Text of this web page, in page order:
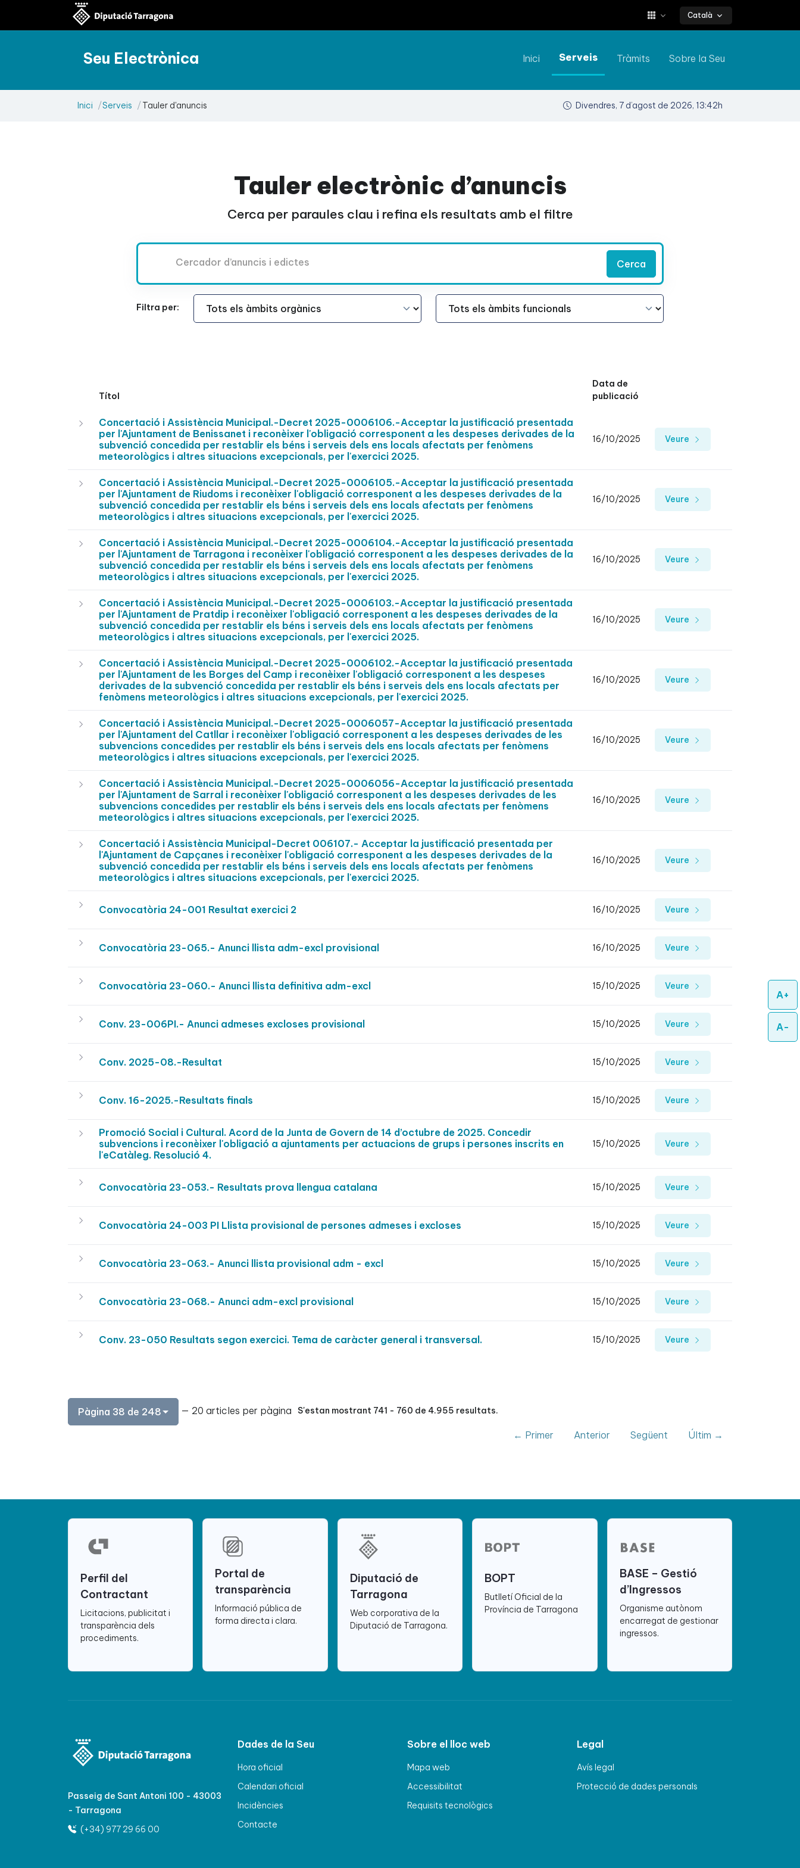
A+
A-
Català
Seu Electrònica Inici Serveis Tràmits Sobre la Seu
Inici Serveis Tauler d'anuncis Divendres, 7 d’agost de 2026, 13:42h
Tauler electrònic d’anuncis
Cerca per paraules clau i refina els resultats amb el filtre
Cerca
Filtra per:
Àmbit Funcional Àmbit Funcional
Títol
Data de
publicació
Concertació i Assistència Municipal.-Decret 2025-0006106.-Acceptar la justificació presentada
per l'Ajuntament de Benissanet i reconèixer l'obligació corresponent a les despeses derivades de la
subvenció concedida per restablir els béns i serveis dels ens locals afectats per fenòmens
meteorològics i altres situacions excepcionals, per l'exercici 2025.
16/10/2025 Veure
Concertació i Assistència Municipal.-Decret 2025-0006105.-Acceptar la justificació presentada
per l'Ajuntament de Riudoms i reconèixer l'obligació corresponent a les despeses derivades de la
subvenció concedida per restablir els béns i serveis dels ens locals afectats per fenòmens
meteorològics i altres situacions excepcionals, per l'exercici 2025.
16/10/2025 Veure
Concertació i Assistència Municipal.-Decret 2025-0006104.-Acceptar la justificació presentada
per l'Ajuntament de Tarragona i reconèixer l'obligació corresponent a les despeses derivades de la
subvenció concedida per restablir els béns i serveis dels ens locals afectats per fenòmens
meteorològics i altres situacions excepcionals, per l'exercici 2025.
16/10/2025 Veure
Concertació i Assistència Municipal.-Decret 2025-0006103.-Acceptar la justificació presentada
per l'Ajuntament de Pratdip i reconèixer l'obligació corresponent a les despeses derivades de la
subvenció concedida per restablir els béns i serveis dels ens locals afectats per fenòmens
meteorològics i altres situacions excepcionals, per l'exercici 2025.
16/10/2025 Veure
Concertació i Assistència Municipal.-Decret 2025-0006102.-Acceptar la justificació presentada
per l'Ajuntament de les Borges del Camp i reconèixer l'obligació corresponent a les despeses
derivades de la subvenció concedida per restablir els béns i serveis dels ens locals afectats per
fenòmens meteorològics i altres situacions excepcionals, per l'exercici 2025.
16/10/2025 Veure
Concertació i Assistència Municipal.-Decret 2025-0006057-Acceptar la justificació presentada
per l'Ajuntament del Catllar i reconèixer l'obligació corresponent a les despeses derivades de les
subvencions concedides per restablir els béns i serveis dels ens locals afectats per fenòmens
meteorològics i altres situacions excepcionals, per l'exercici 2025.
16/10/2025 Veure
Concertació i Assistència Municipal.-Decret 2025-0006056-Acceptar la justificació presentada
per l'Ajuntament de Sarral i reconèixer l'obligació corresponent a les despeses derivades de les
subvencions concedides per restablir els béns i serveis dels ens locals afectats per fenòmens
meteorològics i altres situacions excepcionals, per l'exercici 2025.
16/10/2025 Veure
Concertació i Assistència Municipal-Decret 006107.- Acceptar la justificació presentada per
l'Ajuntament de Capçanes i reconèixer l'obligació corresponent a les despeses derivades de la
subvenció concedida per restablir els béns i serveis dels ens locals afectats per fenòmens
meteorològics i altres situacions excepcionals, per l'exercici 2025.
16/10/2025 Veure
Convocatòria 24-001 Resultat exercici 2 16/10/2025 Veure
Convocatòria 23-065.- Anunci llista adm-excl provisional 16/10/2025 Veure
Convocatòria 23-060.- Anunci llista definitiva adm-excl 15/10/2025 Veure
Conv. 23-006PI.- Anunci admeses excloses provisional 15/10/2025 Veure
Conv. 2025-08.-Resultat 15/10/2025 Veure
Conv. 16-2025.-Resultats finals 15/10/2025 Veure
Promoció Social i Cultural. Acord de la Junta de Govern de 14 d’octubre de 2025. Concedir
subvencions i reconèixer l'obligació a ajuntaments per actuacions de grups i persones inscrits en
l'eCatàleg. Resolució 4.
15/10/2025 Veure
Convocatòria 23-053.- Resultats prova llengua catalana 15/10/2025 Veure
Convocatòria 24-003 PI Llista provisional de persones admeses i excloses 15/10/2025 Veure
Convocatòria 23-063.- Anunci llista provisional adm - excl 15/10/2025 Veure
Convocatòria 23-068.- Anunci adm-excl provisional 15/10/2025 Veure
Conv. 23-050 Resultats segon exercici. Tema de caràcter general i transversal. 15/10/2025 Veure
Pàgina 38 de 248 — 20 articles per pàgina S'estan mostrant 741 - 760 de 4.955 resultats.
← Primer Anterior Següent Últim →
Perfil del
Contractant
Licitacions, publicitat i
transparència dels
procediments.
Portal de
transparència
Informació pública de
forma directa i clara.
Diputació de
Tarragona
Web corporativa de la
Diputació de Tarragona.
BOPT
Butlletí Oficial de la
Província de Tarragona
BASE – Gestió
d’Ingressos
Organisme autònom
encarregat de gestionar
ingressos.
Passeig de Sant Antoni 100 - 43003
- Tarragona
(+34) 977 29 66 00
Dades de la Seu
Hora oficial
Calendari oficial
Incidències
Contacte
Sobre el lloc web
Mapa web
Accessibilitat
Requisits tecnològics
Legal
Avís legal
Protecció de dades personals